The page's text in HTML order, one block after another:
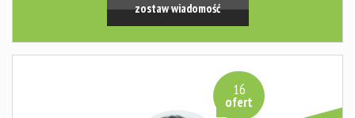
zostaw wiadomość
16
ofert